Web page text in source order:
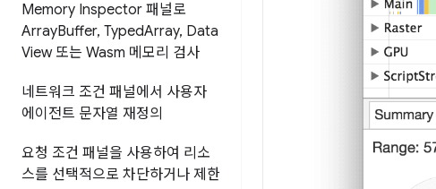
Memory Inspector 패널로
ArrayBuffer, TypedArray, Data
View 또는 Wasm 메모리 검사
네트워크 조건 패널에서 사용자
에이전트 문자열 재정의
요청 조건 패널을 사용하여 리소
스를 선택적으로 차단하거나 제한